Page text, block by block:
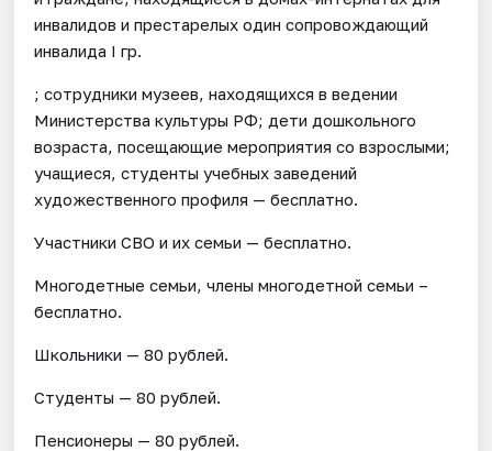
инвалидов и престарелых один сопровождающий
инвалида I гр.
; сотрудники музеев, находящихся в ведении
Министерства культуры РФ; дети дошкольного
возраста, посещающие мероприятия со взрослыми;
учащиеся, студенты учебных заведений
художественного профиля — бесплатно.
Участники СВО и их семьи — бесплатно.
Многодетные семьи, члены многодетной семьи –
бесплатно.
Школьники — 80 рублей.
Студенты — 80 рублей.
Пенсионеры — 80 рублей.